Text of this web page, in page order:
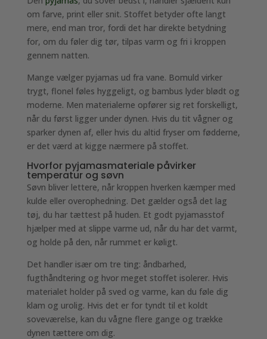
om farve, print eller snit. Stoffet betyder ofte langt
mere, end man tror, fordi det har direkte betydning
for, om du føler dig tør, tilpas varm og fri i kroppen
gennem natten.
Mange vælger pyjamas ud fra vane. Bomuld virker
trygt, flonel føles hyggeligt, og bambus lyder blødt og
moderne. Men materialerne opfører sig ret forskelligt,
når du først ligger under dynen. Hvis du tit vågner og
sparker dynen af, eller hvis du altid fryser om fødderne,
er det værd at kigge nærmere på stoffet.
Hvorfor pyjamasmateriale påvirker
temperatur og søvn
Søvn bliver lettere, når kroppen hverken kæmper med
kulde eller overophedning. Det gælder også det lag
tøj, du har tættest på huden. Et godt pyjamasstof
hjælper med at slippe varme ud, når du har det varmt,
og holde på den, når rummet er køligt.
Det handler især om tre ting: åndbarhed,
fugthåndtering og hvor meget stoffet isolerer. Hvis
materialet holder på sved og varme, kan du føle dig
klam og urolig. Hvis det er for tyndt til et koldt
soveværelse, kan du vågne flere gange og trække
dynen tættere om dig.